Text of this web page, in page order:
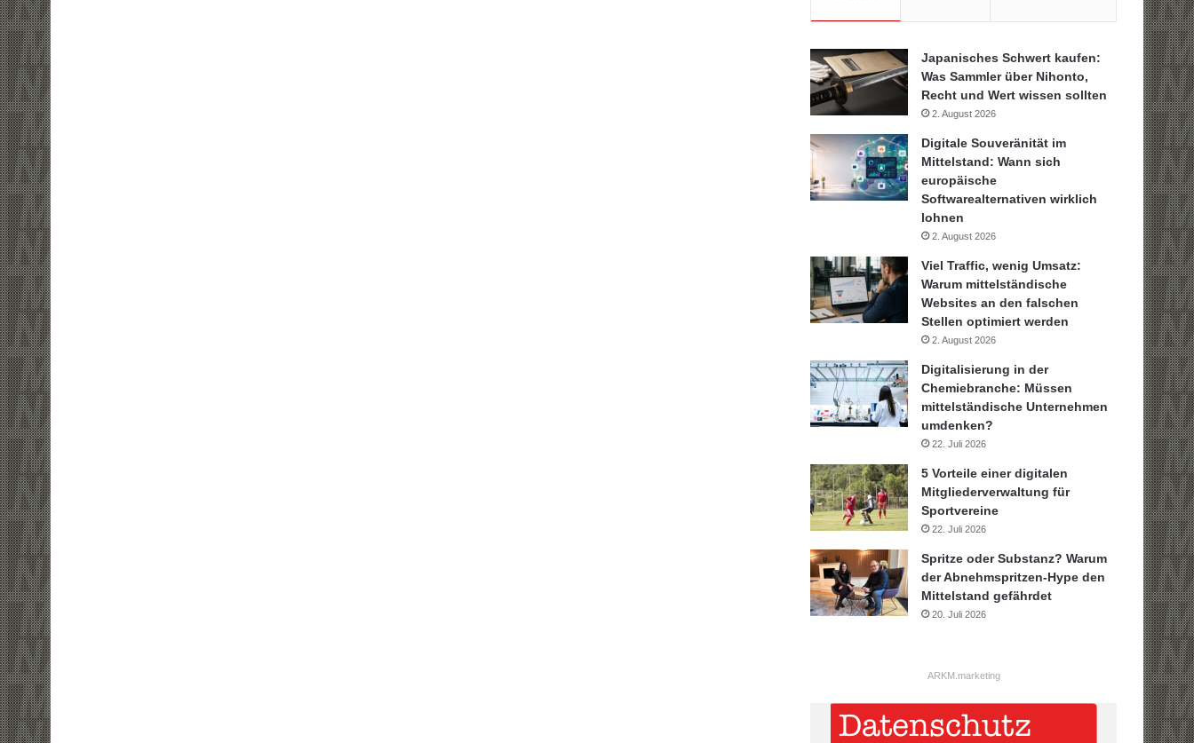
Japanisches Schwert kaufen:
Was Sammler über Nihonto,
Recht und Wert wissen sollten
2. August 2026
Digitale Souveränität im
Mittelstand: Wann sich
europäische
Softwarealternativen wirklich
lohnen
2. August 2026
Viel Traffic, wenig Umsatz:
Warum mittelständische
Websites an den falschen
Stellen optimiert werden
2. August 2026
Digitalisierung in der
Chemiebranche: Müssen
mittelständische Unternehmen
umdenken?
22. Juli 2026
5 Vorteile einer digitalen
Mitgliederverwaltung für
Sportvereine
22. Juli 2026
Spritze oder Substanz? Warum
der Abnehmspritzen-Hype den
Mittelstand gefährdet
20. Juli 2026
ARKM.marketing